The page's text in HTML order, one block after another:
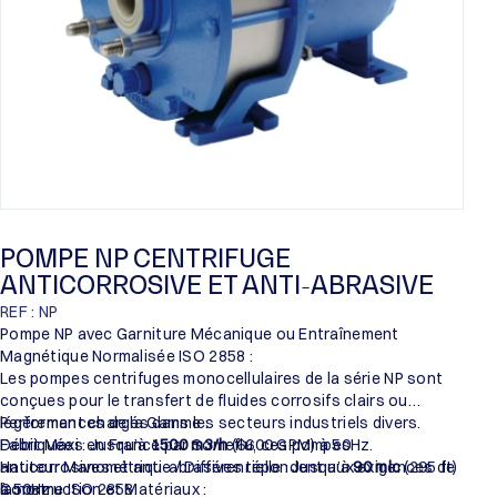
POMPE NP CENTRIFUGE
ANTICORROSIVE ET ANTI-ABRASIVE
REF : NP
Pompe NP avec Garniture Mécanique ou Entraînement
Magnétique Normalisée ISO 2858 :
Les pompes centrifuges monocellulaires de la série NP sont
conçues pour le transfert de fluides corrosifs clairs ou
légèrement chargés dans les secteurs industriels divers.
Fabriquées en France par Someflu, ces pompes
anticorrosives et anti-abrasives répondent aux exigences de
la norme ISO 2858.
Performances de la Gamme :
Débit Maxi : Jusqu’à1500 m3/h(6600 GPM) à 50Hz.
Hauteur Manométrique / Différentielle : Jusqu’à90 mlc(295 ft)
à 50Hz.
Construction et Matériaux :